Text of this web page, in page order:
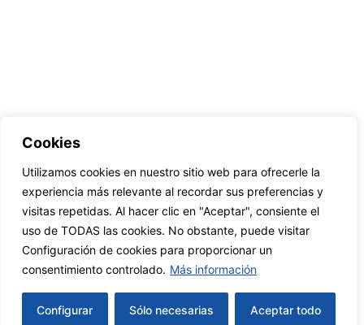
Cookies
Utilizamos cookies en nuestro sitio web para ofrecerle la
experiencia más relevante al recordar sus preferencias y
visitas repetidas. Al hacer clic en "Aceptar", consiente el
uso de TODAS las cookies. No obstante, puede visitar
Configuración de cookies para proporcionar un
consentimiento controlado. Más información
Configurar Sólo necesarias Aceptar todo